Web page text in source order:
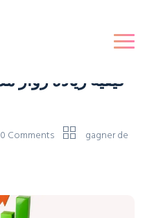
0 Comments
gagner de